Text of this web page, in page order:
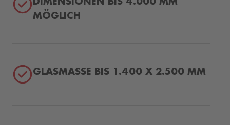
MÖGLICH
GLASMASSE BIS 1.400 X 2.500 MM